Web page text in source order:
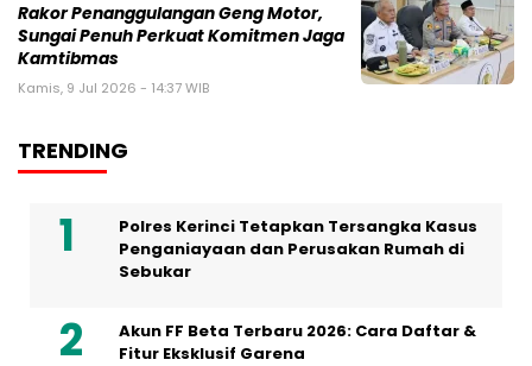
Rakor Penanggulangan Geng Motor,
Sungai Penuh Perkuat Komitmen Jaga
Kamtibmas
Kamis, 9 Jul 2026 - 14:37 WIB
TRENDING
Polres Kerinci Tetapkan Tersangka Kasus
Penganiayaan dan Perusakan Rumah di
Sebukar
Akun FF Beta Terbaru 2026: Cara Daftar &
Fitur Eksklusif Garena